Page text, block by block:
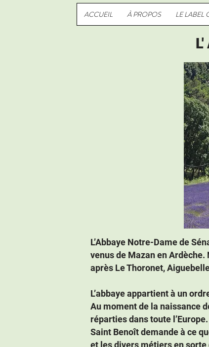
ACCUEIL À PROPOS LE LABEL
L’Abbaye Notre-Dame de
venus de Mazan en
après Le Thoronet,
L’abbaye appartient à un
Au moment de la naissance
réparties dans toute l’Europe.
Saint Benoît demande à ce
et les divers métiers en sorte